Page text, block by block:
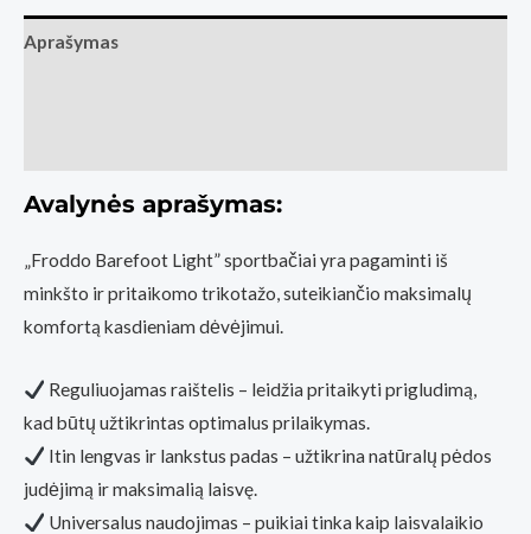
Blue
Aprašymas
Avalynės aprašymas:
„Froddo Barefoot Light” sportbačiai yra pagaminti iš
minkšto ir pritaikomo trikotažo, suteikiančio maksimalų
komfortą kasdieniam dėvėjimui.
Reguliuojamas raištelis – leidžia pritaikyti prigludimą,
kad būtų užtikrintas optimalus prilaikymas.
Itin lengvas ir lankstus padas – užtikrina natūralų pėdos
judėjimą ir maksimalią laisvę.
Universalus naudojimas – puikiai tinka kaip laisvalaikio